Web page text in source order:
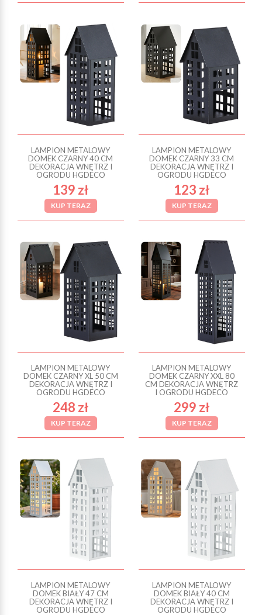
LAMPION METALOWY
DOMEK CZARNY 40 CM
DEKORACJA WNĘTRZ I
OGRODU HGDECO
139 zł
KUP TERAZ
LAMPION METALOWY
DOMEK CZARNY 33 CM
DEKORACJA WNĘTRZ I
OGRODU HGDECO
123 zł
KUP TERAZ
LAMPION METALOWY
DOMEK CZARNY XL 50 CM
DEKORACJA WNĘTRZ I
OGRODU HGDECO
248 zł
KUP TERAZ
LAMPION METALOWY
DOMEK CZARNY XXL 80
CM DEKORACJA WNĘTRZ
I OGRODU HGDECO
299 zł
KUP TERAZ
LAMPION METALOWY
DOMEK BIAŁY 47 CM
DEKORACJA WNĘTRZ I
OGRODU HGDECO
LAMPION METALOWY
DOMEK BIAŁY 40 CM
DEKORACJA WNĘTRZ I
OGRODU HGDECO